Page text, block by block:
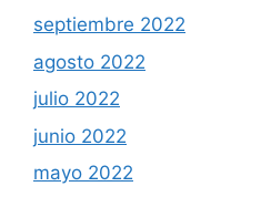
septiembre 2022
agosto 2022
julio 2022
junio 2022
mayo 2022